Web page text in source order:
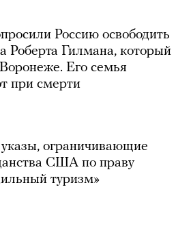
Россию освободить
Роберта Гилмана, который
Его семья
при смерти
ограничивающие
США по праву
туризм»